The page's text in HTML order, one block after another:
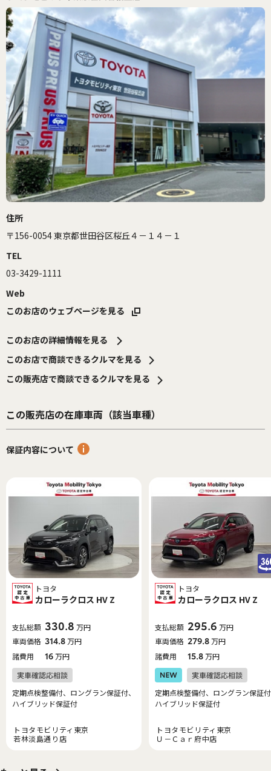
住所
〒156-0054 東京都世田谷区桜丘４－１４－１
TEL
03-3429-1111
Web
このお店のウェブページを見る
このお店の詳細情報を見る
このお店で商談できるクルマを見る
この販売店で商談できるクルマを見る
この販売店の在庫車両（該当車種）
保証内容について
トヨタ
カローラクロス HV Z
支払総額 330.8 万円
車両価格 314.8万円
諸費用
16万円
定期点検整備付、ロングラン保証付、
ハイブリッド保証付
トヨタモビリティ東京
若林淡島通り店
トヨタ
カローラクロス HV Z
支払総額 295.6 万円
車両価格 279.8万円
諸費用
15.8万円
定期点検整備付、ロングラン保証
ハイブリッド保証付
トヨタモビリティ東京
Ｕ－Ｃａｒ府中店